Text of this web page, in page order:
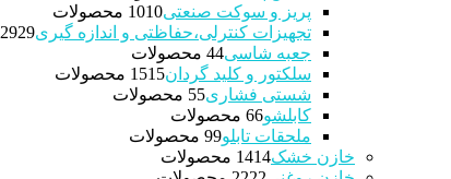
پریز و سوکت صنعتی
1010 محصولات
تجهیزات کنترلی،حفاظتی و اندازه گیری
2929 محصولات
جعبه شاسی 44 محصولات
سلکتور و کلید گردان
1515 محصولات
شستی فشاری 55 محصولات
کابلشو 66 محصولات
ملحقات تابلو 99 محصولات
خازن خشک
1414 محصولات